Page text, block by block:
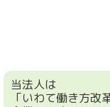
当法人は
「いわて働き方改